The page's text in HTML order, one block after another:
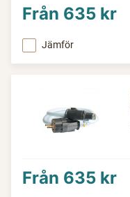
Från 635 kr
Jämför
Från 635 kr